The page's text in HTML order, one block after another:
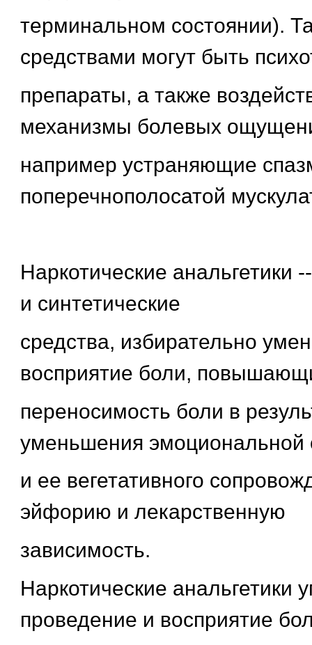
терминальном состоянии).
средствами могут быть
препараты, а также
механизмы болевых
например устраняющие
поперечнополосатой
Наркотические анальгетики
и синтетические
средства, избирательно
восприятие боли,
переносимость боли в
уменьшения эмоциональной
и ее вегетативного
эйфорию и лекарственную
зависимость.
Наркотические анальгетики
проведение и восприятие